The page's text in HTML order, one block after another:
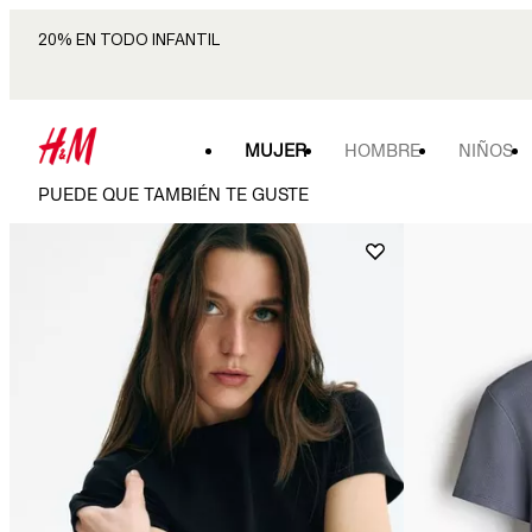
20% EN TODO INFANTIL
MUJER HOMBRE NIÑOS
PUEDE QUE TAMBIÉN TE GUSTE